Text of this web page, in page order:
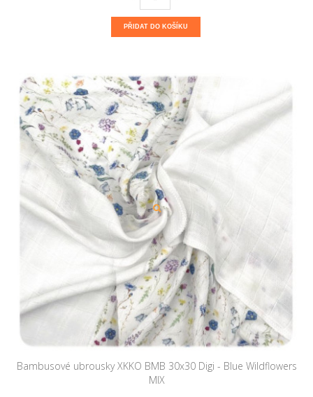
PŘIDAT DO KOŠÍKU
Bambusové ubrousky XKKO BMB 30x30 Digi - Blue Wildflowers
MIX